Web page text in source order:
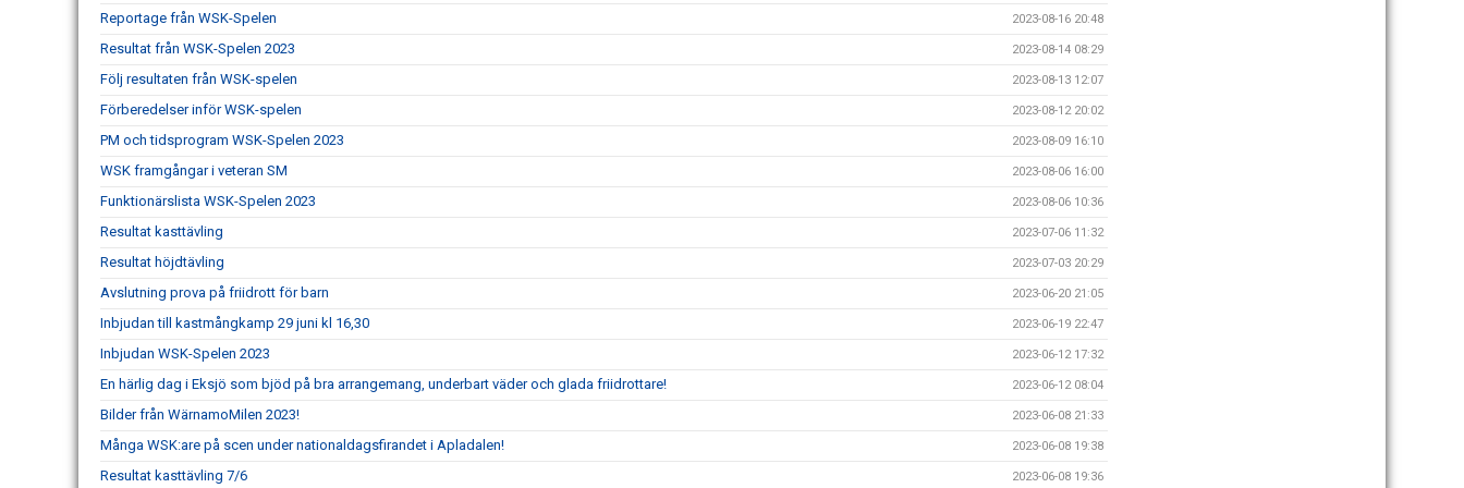
Reportage från WSK-Spelen 2023-08-16 20:48
Resultat från WSK-Spelen 2023 2023-08-14 08:29
Följ resultaten från WSK-spelen 2023-08-13 12:07
Förberedelser inför WSK-spelen 2023-08-12 20:02
PM och tidsprogram WSK-Spelen 2023 2023-08-09 16:10
WSK framgångar i veteran SM 2023-08-06 16:00
Funktionärslista WSK-Spelen 2023 2023-08-06 10:36
Resultat kasttävling 2023-07-06 11:32
Resultat höjdtävling 2023-07-03 20:29
Avslutning prova på friidrott för barn 2023-06-20 21:05
Inbjudan till kastmångkamp 29 juni kl 16,30 2023-06-19 22:47
Inbjudan WSK-Spelen 2023 2023-06-12 17:32
En härlig dag i Eksjö som bjöd på bra arrangemang, underbart väder och glada friidrottare! 2023-06-12 08:04
Bilder från WärnamoMilen 2023! 2023-06-08 21:33
Många WSK:are på scen under nationaldagsfirandet i Apladalen! 2023-06-08 19:38
Resultat kasttävling 7/6 2023-06-08 19:36